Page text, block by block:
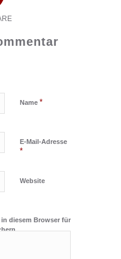
Name *
E-Mail-Adresse
*
Website
in diesem Browser für